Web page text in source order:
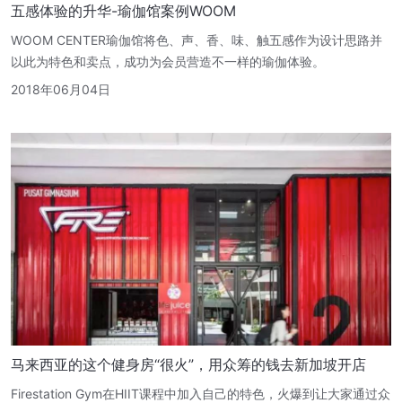
五感体验的升华-瑜伽馆案例WOOM
WOOM CENTER瑜伽馆将色、声、香、味、触五感作为设计思路并
以此为特色和卖点，成功为会员营造不一样的瑜伽体验。
2018年06月04日
马来西亚的这个健身房“很火”，用众筹的钱去新加坡开店
Firestation Gym在HIIT课程中加入自己的特色，火爆到让大家通过众